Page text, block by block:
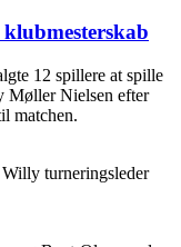
12 spillere at spille
Møller Nielsen efter
matchen.
turneringsleder